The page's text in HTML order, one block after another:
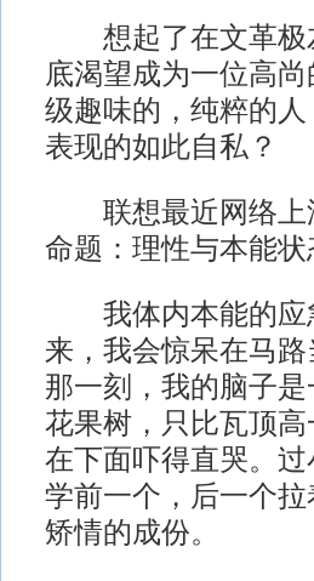
想起了在文革极
底渴望成为一位高
级趣味的，纯粹的
表现的如此自私？
联想最近网络上
命题：理性与本能状
我体内本能的应
来，我会惊呆在马
那一刻，我的脑子
花果树，只比瓦顶
在下面吓得直哭。
学前一个，后一个
矫情的成份。